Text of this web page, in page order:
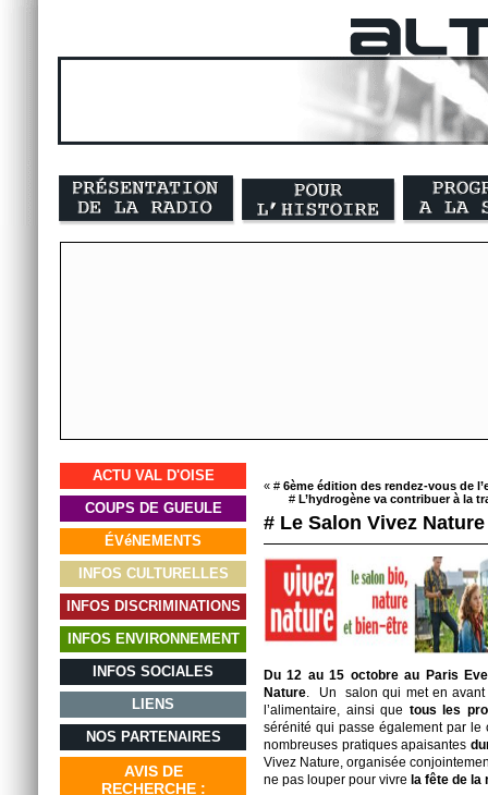
ACTU VAL D'OISE
COUPS DE GUEULE
ÉVéNEMENTS
INFOS CULTURELLES
INFOS DISCRIMINATIONS
INFOS ENVIRONNEMENT
INFOS SOCIALES
LIENS
NOS PARTENAIRES
AVIS DE
RECHERCHE :
« # 6ème édition des rendez-vous de
# L’hydrogène va contribuer à la
# Le Salon Vivez
Du 12 au 15 octobre au Paris
Nature. Un salon qui met en avant
l’alimentaire, ainsi que tous les
sérénité qui passe également par le
nombreuses pratiques apaisantes
Vivez Nature, organisée
ne pas louper pour vivre la fête de la